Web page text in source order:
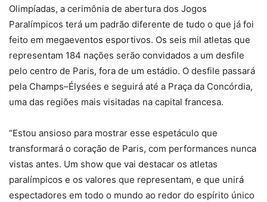
Olimpíadas, a cerimônia de abertura dos Jogos
Paralímpicos terá um padrão diferente de tudo o que já foi
feito em megaeventos esportivos. Os seis mil atletas que
representam 184 nações serão convidados a um desfile
pelo centro de Paris, fora de um estádio. O desfile passará
pela Champs–Élysées e seguirá até a Praça da Concórdia,
uma das regiões mais visitadas na capital francesa.
“Estou ansioso para mostrar esse espetáculo que
transformará o coração de Paris, com performances nunca
vistas antes. Um show que vai destacar os atletas
paralímpicos e os valores que representam, e que unirá
espectadores em todo o mundo ao redor do espírito único